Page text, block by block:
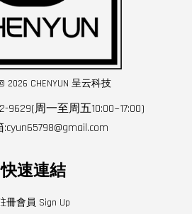
CHENYUN 呈云科技
9629(周一至周五10:00~17:00)
快速連結
冊會員 Sign Up